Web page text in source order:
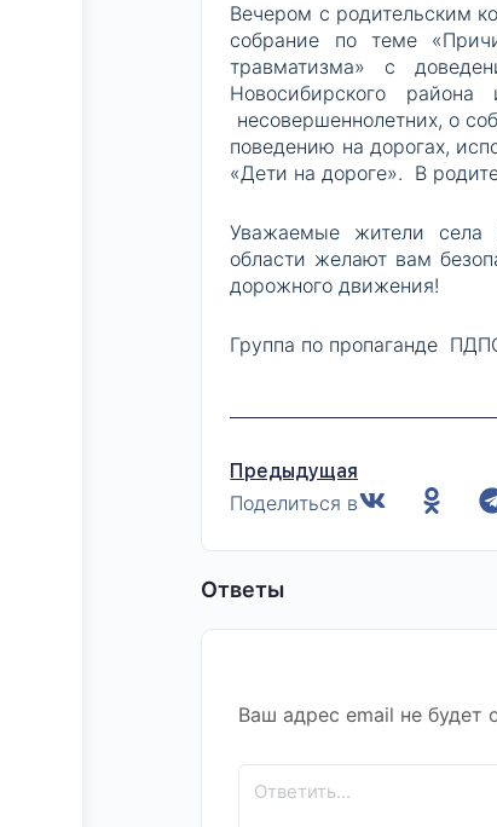
Вечером с родительским
собрание по теме
травматизма» с
Новосибирского
несовершеннолетних, о
поведению на дорогах,
«Дети на дороге». В
Уважаемые жители села
области желают вам
дорожного движения!
Группа по пропаганде
Предыдущая
Поделиться в
Ответы
Ваш адрес email не будет